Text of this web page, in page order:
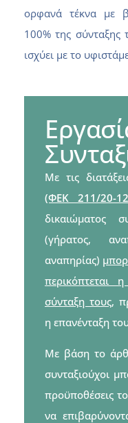
ορφανά τέκνα με
100% της
ισχύει με το
Με τις
(ΦΕΚ 211/20-
δικαιώματος
(γήρατος,
αναπηρίας)
περικόπτεται
σύνταξη τους,
η επανένταξη
Με βάση το
συνταξιούχοι
προϋποθέσεις
να